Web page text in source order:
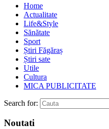
Home
Actualitate
Life&Style
Sănătate
Sport
Știri Făgăraș
Știri sate
Utile
Cultura
MICA PUBLICITATE
Search for:
Noutati